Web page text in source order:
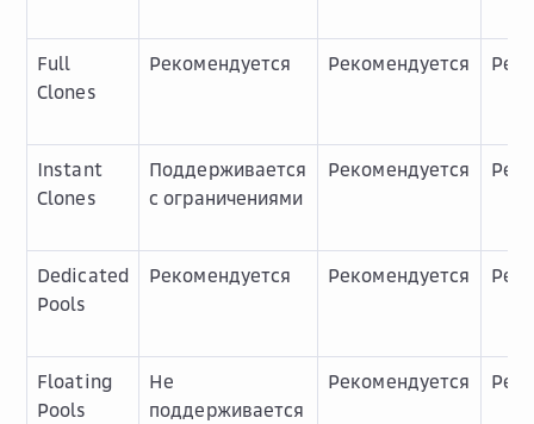
Full
Clones
Рекомендуется Рекомендуется
Instant
Clones
Поддерживается
с ограничениями
Рекомендуется
Dedicated
Pools
Рекомендуется Рекомендуется
Floating
Pools
Не
поддерживается
Рекомендуется